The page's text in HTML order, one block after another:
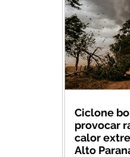
Ciclone
provocar
calor
Alto